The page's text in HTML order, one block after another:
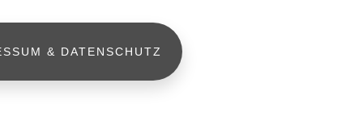
& DATENSCHUTZ